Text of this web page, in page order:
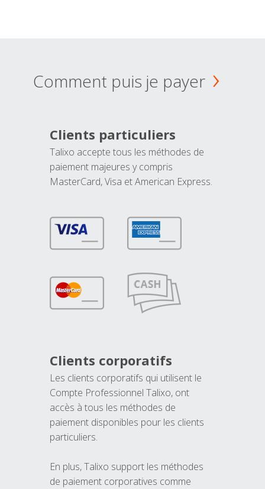
Comment puis je payer
Clients particuliers
Talixo accepte tous les méthodes de
paiement majeures y compris
MasterCard, Visa et American Express.
Clients corporatifs
Les clients corporatifs qui utilisent le
Compte Professionnel Talixo, ont
accès à tous les méthodes de
paiement disponibles pour les clients
particuliers.
En plus, Talixo support les méthodes
de paiement corporatives comme